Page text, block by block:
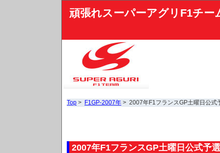
頑張れスーパーアグリF1チー
Top > F1GP-2007年 > 2007年F1フランスGP土曜日公式
2007年F1フランスGP土曜日公式予